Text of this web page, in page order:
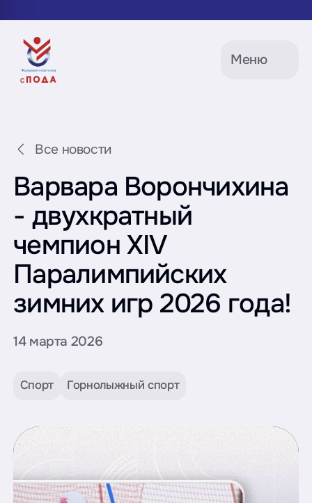
Меню
Все новости
Варвара Ворончихина
- двухкратный
чемпион XIV
Паралимпийских
зимних игр 2026 года!
14 марта 2026
Спорт Горнолыжный спорт